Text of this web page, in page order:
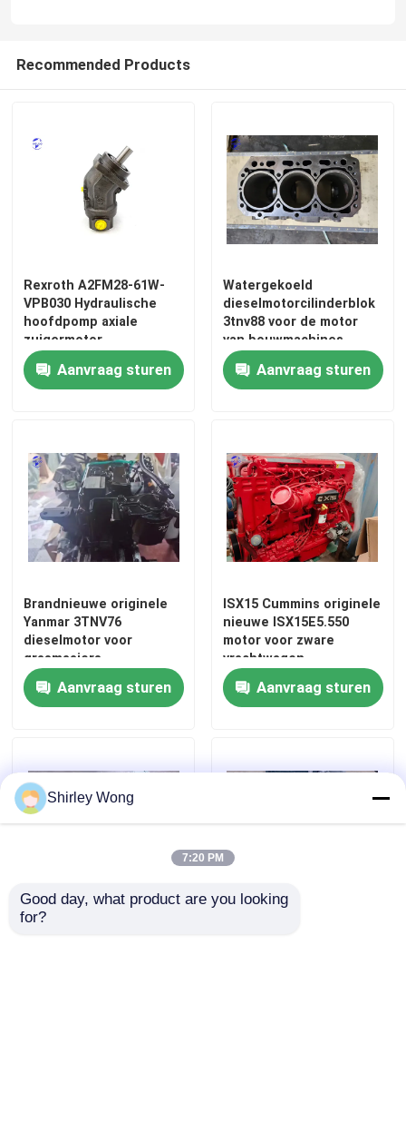
Kubotamotor
ISUZU Engine
Perkins Engine
Weichaimotor
gebruikte motor
Motor cilinderkop
Onderdelen voor graafmachines
Vibratieroller
boormachine
Diesel Generatorreeks
Recommended Products
Rexroth A2FM28-61W-
VPB030 Hydraulische
hoofdpomp axiale
zuigermotor
Aanvraag sturen
Watergekoeld
dieselmotorcilinderblok
3tnv88 voor de motor
van bouwmachines
Aanvraag sturen
Brandnieuwe originele
Yanmar 3TNV76
dieselmotor voor
grasmaaiers
Aanvraag sturen
ISX15 Cummins originele
nieuwe ISX15E5.550
motor voor zware
vrachtwagen
Aanvraag sturen
Construction Machinery
Shirley Wong
7:20 PM
Good day, what product are you looking
for?